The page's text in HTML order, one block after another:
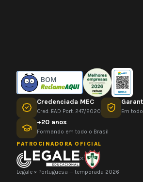
BOM
Credenciada MEC
Cred. EAD Port. 247/2020 Em
+20 anos
Formando em todo o Brasil
PATROCINADORA OFICIAL
×
Legale × Portuguesa — temporada 2026